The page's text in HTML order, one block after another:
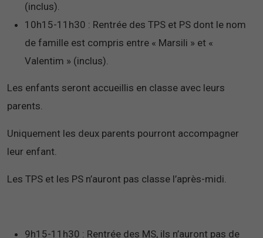
(inclus).
10h15-11h30 : Rentrée des TPS et PS dont le nom
de famille est compris entre « Marsili » et «
Valentim » (inclus).
Les enfants seront accueillis en classe avec leurs
parents.
Uniquement les deux parents pourront accompagner
leur enfant.
Les TPS et les PS n’auront pas classe l’après-midi.
9h15-11h30 : Rentrée des MS, ils n’auront pas de